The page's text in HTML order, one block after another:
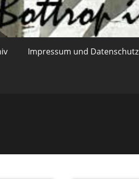
Impressum und Datenschutz